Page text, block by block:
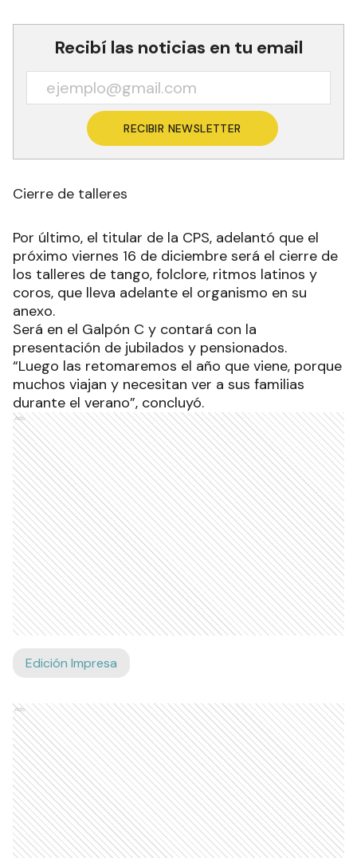
Recibí las noticias en tu email
RECIBIR NEWSLETTER
Cierre de talleres
Por último, el titular de la CPS, adelantó que el
próximo viernes 16 de diciembre será el cierre de
los talleres de tango, folclore, ritmos latinos y
coros, que lleva adelante el organismo en su
anexo.
Será en el Galpón C y contará con la
presentación de jubilados y pensionados.
“Luego las retomaremos el año que viene, porque
muchos viajan y necesitan ver a sus familias
durante el verano”, concluyó.
Ads
Edición Impresa
Ads